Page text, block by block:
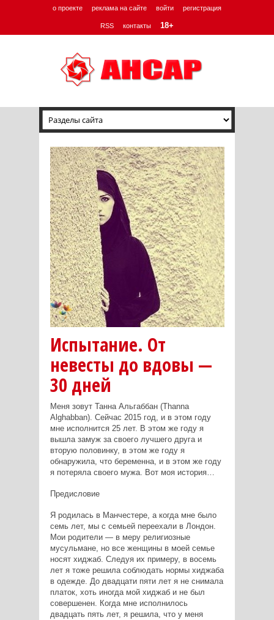
о проекте реклама на сайте войти регистрация
RSS контакты 18+
Испытание. От
невесты до вдовы —
30 дней
Меня зовут Танна Альгаббан (Thanna
Alghabban). Сейчас 2015 год, и в этом году
мне исполнится 25 лет. В этом же году я
вышла замуж за своего лучшего друга и
вторую половинку, в этом же году я
обнаружила, что беременна, и в этом же году
я потеряла своего мужа. Вот моя история…
Предисловие
Я родилась в Манчестере, а когда мне было
семь лет, мы с семьей переехали в Лондон.
Мои родители — в меру религиозные
мусульмане, но все женщины в моей семье
носят хиджаб. Следуя их примеру, в восемь
лет я тоже решила соблюдать нормы хиджаба
в одежде. До двадцати пяти лет я не снимала
платок, хоть иногда мой хиджаб и не был
совершенен. Когда мне исполнилось
двадцать пять лет, я решила, что у меня